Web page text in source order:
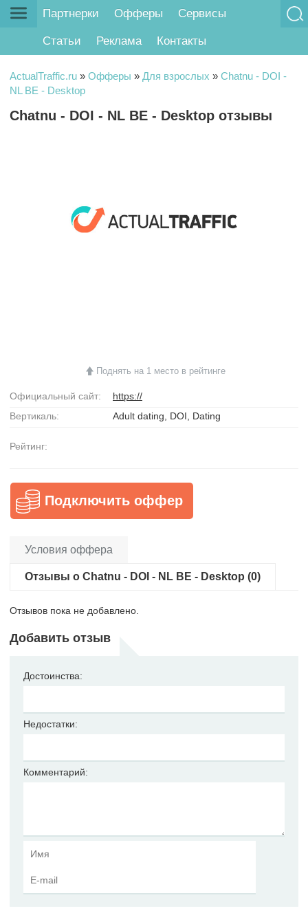
Партнерки Офферы Сервисы
Статьи Реклама Контакты
ActualTraffic.ru » Офферы » Для взрослых » Chatnu - DOI -
NL BE - Desktop
Chatnu - DOI - NL BE - Desktop отзывы
Поднять на 1 место в рейтинге
Официальный сайт:
https://
Вертикаль:
Adult dating, DOI, Dating
Рейтинг:
Подключить оффер
Условия оффера
Отзывы о Chatnu - DOI - NL BE - Desktop (0)
Отзывов пока не добавлено.
Добавить отзыв
Достоинства:
Недостатки:
Комментарий: